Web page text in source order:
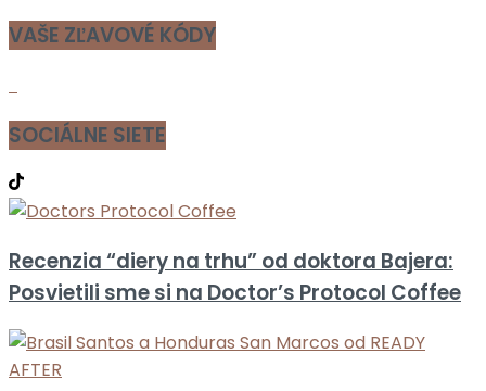
VAŠE ZĽAVOVÉ KÓDY
SOCIÁLNE SIETE
Recenzia “diery na trhu” od doktora Bajera:
Posvietili sme si na Doctor’s Protocol Coffee